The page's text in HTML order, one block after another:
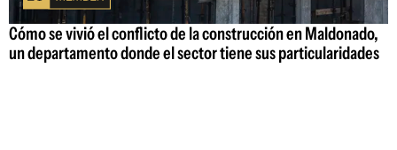
Cómo se vivió el conflicto de la construcción en Maldonado,
un departamento donde el sector tiene sus particularidades